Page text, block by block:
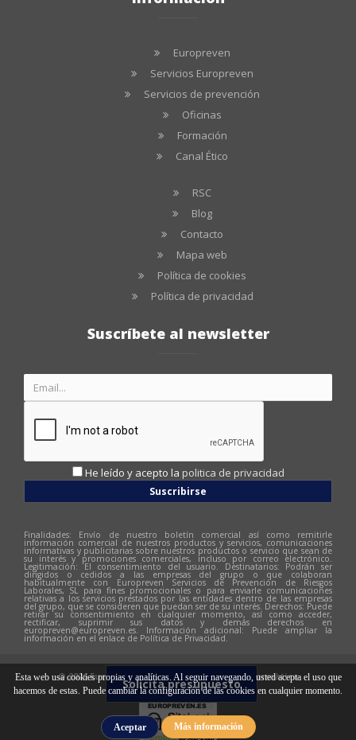
Esta web usa cookies propias y analíticas. Al seguir navegando, usted acepta el uso que
hacemos de estas. Puede cambiar la configuración de las cookies en cualquier momento.
Aceptar Más información
Solicita presupuesto
Europreven
Servicios Europreven
Servicios de prevención
Oficinas
Formación
Canal Ético
RSC
Blog
Contacto
Mapa web
Política de cookies
Política de privacidad
Suscríbete al newsletter
He leído y acepto la politica de privacidad
Suscribirse
Finalidades: Envío de nuestro boletín comercial así como remitirle
información comercial de nuestros productos y servicios, comunicaciones
informativas y publicitarias sobre nuestros productos o servicio que sean de
su interés y promociones comerciales, incluso por correo electrónico.
Legitimación: El consentimiento del usuario. Destinatarios: Podrán ser
dirigidos o cedidos a las empresas del grupo o que colaboran
habitualmente con Europreven Servicios de Prevención de Riesgos
Laborales, SL para fines promocionales o para enviarle comunicaciones
relativas a los servicios prestados por las entidades dentro de las empresas
del grupo, que se consideren que puedan ser de su interés. Derechos: Puede
retirar su consentimiento en cualquier momento, así como acceder,
rectificar, suprimir sus datos y demás derechos en
europreven@europreven.es. Información adicional: Puede ampliar la
información en el enlace de Política de Privacidad.
© 2026 Europreven | Diseño web: Hitech Informàtica